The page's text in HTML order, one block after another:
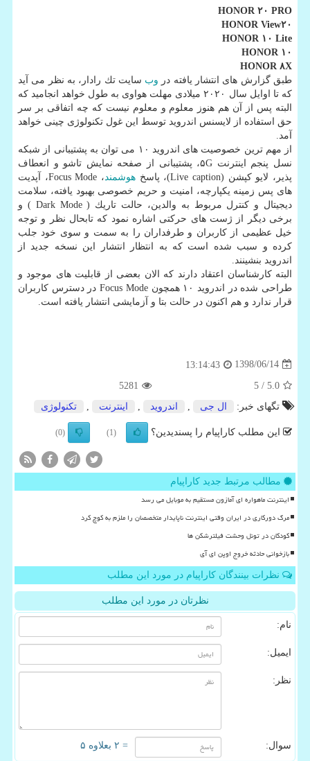
HONOR ۲۰ PRO
HONOR View۲۰
HONOR ۱۰ Lite
HONOR ۱۰
HONOR ۸X
طبق گزارش های انتشار یافته در وب سایت تك رادار، به نظر می آید
كه تا اوایل سال ۲۰۲۰ میلادی مهلت هواوی به طول خواهد انجامید كه
البته پس از آن هم هنوز معلوم و معلوم نیست كه چه اتفاقی بر سر
حق استفاده از لایسنس اندروید توسط این غول تكنولوژی چینی خواهد
آمد.
از مهم ترین خصوصیت های اندروید ۱۰ می توان به پشتیبانی از شبكه
نسل پنجم اینترنت ۵G، پشتیبانی از صفحه نمایش تاشو و انعطاف
پذیر، لایو كپشن (Live caption)، پاسخ
هوشمند
، Focus Mode، آپدیت
های پس زمینه یكپارچه، امنیت و حریم خصوصی بهبود یافته، سلامت
دیجیتال و كنترل مربوط به والدین، حالت تاریك ( Dark Mode ) و
برخی دیگر از ژست های حركتی اشاره نمود كه تابحال نظر و توجه
خیل عظیمی از كاربران و طرفداران را به سمت و سوی خود جلب
كرده و سبب شده است كه به انتظار انتشار این نسخه جدید از
اندروید بنشینند.
البته كارشناسان اعتقاد دارند كه الان بعضی از قابلیت های موجود و
طراحی شده در اندروید ۱۰ همچون Focus Mode در دسترس كاربران
قرار ندارد و هم اكنون در حالت بتا و آزمایشی انتشار یافته است.
1398/06/14
13:14:43
5.0
/ 5
5281
تگهای خبر:
ال جی اندروید اینترنت تكنولوژی
این مطلب کاراپیام را پسندیدین؟ (1)
(0)
مطالب مرتبط جدید کاراپیام
اینترنت ماهواره ای آمازون مستقیم به موبایل می رسد
مرگ دورکاری در ایران وقتی اینترنت ناپایدار متخصصان را ملزم به کوچ کرد
کودکان در تونل وحشت فیلترشکن ها
بازخوانی حادثه خروج اوپن ای آی
نظرات بینندگان کاراپیام در مورد این مطلب
نظرتان در مورد این مطلب
نام:
ایمیل:
نظر:
سوال: = ۲ بعلاوه ۵